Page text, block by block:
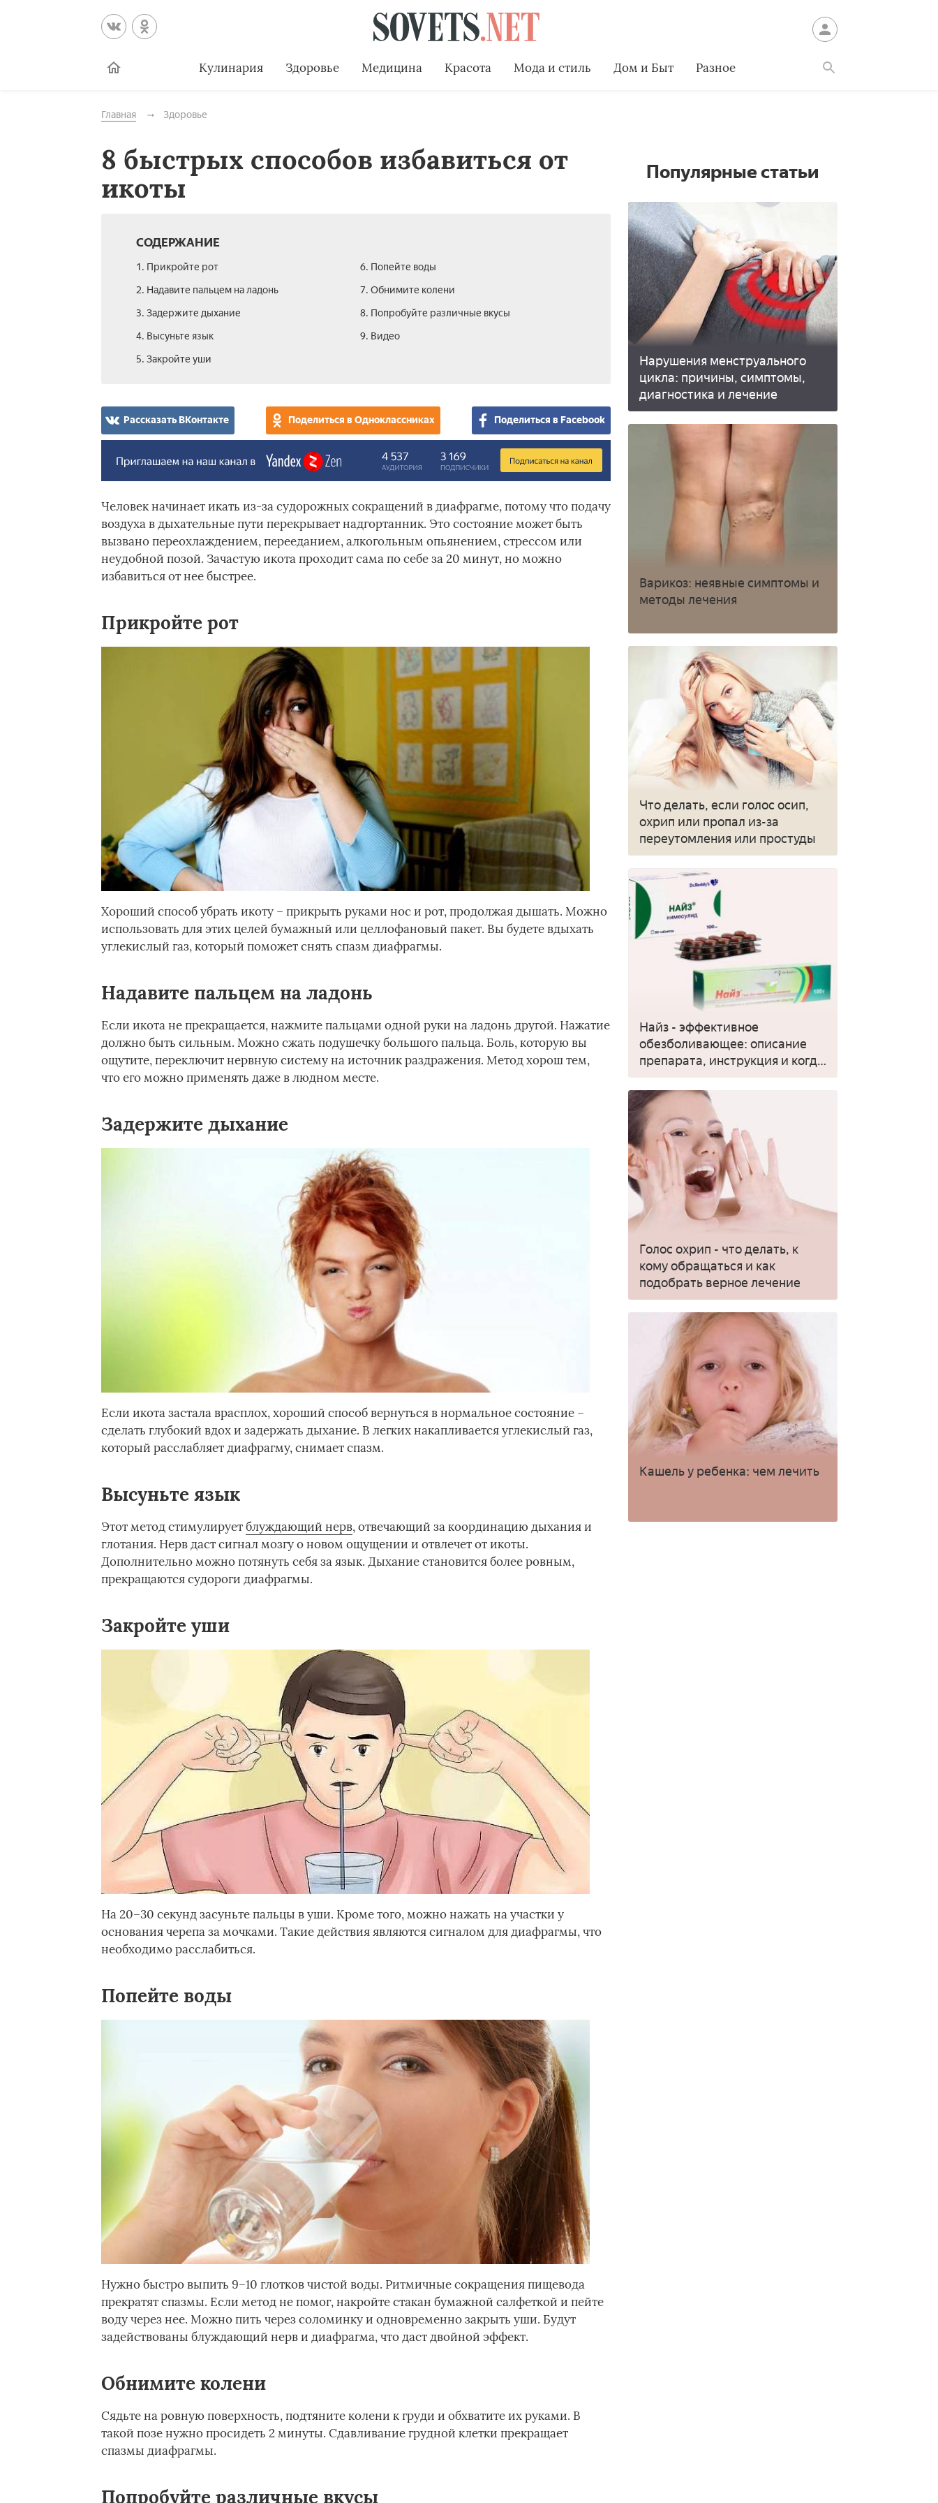
Кулинария Здоровье Медицина Красота Мода и стиль Дом и Быт Разное
Главная Здоровье
8 быстрых способов избавиться от
икоты
СОДЕРЖАНИЕ
1. Прикройте рот
2. Надавите пальцем на ладонь
3. Задержите дыхание
4. Высуньте язык
5. Закройте уши
6. Попейте воды
7. Обнимите колени
8. Попробуйте различные вкусы
9. Видео
Рассказать ВКонтакте Поделиться в Одноклассниках Поделиться в Facebook
Человек начинает икать из-за судорожных сокращений в диафрагме, потому что подачу
воздуха в дыхательные пути перекрывает надгортанник. Это состояние может быть
вызвано переохлаждением, перееданием, алкогольным опьянением, стрессом или
неудобной позой. Зачастую икота проходит сама по себе за 20 минут, но можно
избавиться от нее быстрее.
Прикройте рот
Хороший способ убрать икоту – прикрыть руками нос и рот, продолжая дышать. Можно
использовать для этих целей бумажный или целлофановый пакет. Вы будете вдыхать
углекислый газ, который поможет снять спазм диафрагмы.
Надавите пальцем на ладонь
Если икота не прекращается, нажмите пальцами одной руки на ладонь другой. Нажатие
должно быть сильным. Можно сжать подушечку большого пальца. Боль, которую вы
ощутите, переключит нервную систему на источник раздражения. Метод хорош тем,
что его можно применять даже в людном месте.
Задержите дыхание
Если икота застала врасплох, хороший способ вернуться в нормальное состояние –
сделать глубокий вдох и задержать дыхание. В легких накапливается углекислый газ,
который расслабляет диафрагму, снимает спазм.
Высуньте язык
Этот метод стимулируетблуждающий нерв, отвечающий за координацию дыхания и
глотания. Нерв даст сигнал мозгу о новом ощущении и отвлечет от икоты.
Дополнительно можно потянуть себя за язык. Дыхание становится более ровным,
прекращаются судороги диафрагмы.
Закройте уши
На 20–30 секунд засуньте пальцы в уши. Кроме того, можно нажать на участки у
основания черепа за мочками. Такие действия являются сигналом для диафрагмы, что
необходимо расслабиться.
Попейте воды
Нужно быстро выпить 9–10 глотков чистой воды. Ритмичные сокращения пищевода
прекратят спазмы. Если метод не помог, накройте стакан бумажной салфеткой и пейте
воду через нее. Можно пить через соломинку и одновременно закрыть уши. Будут
задействованы блуждающий нерв и диафрагма, что даст двойной эффект.
Обнимите колени
Сядьте на ровную поверхность, подтяните колени к груди и обхватите их руками. В
такой позе нужно просидеть 2 минуты. Сдавливание грудной клетки прекращает
спазмы диафрагмы.
Попробуйте различные вкусы
Популярные статьи
Нарушения менструального
цикла: причины, симптомы,
диагностика и лечение
Варикоз: неявные симптомы и
методы лечения
Что делать, если голос осип,
охрип или пропал из-за
переутомления или простуды
Найз - эффективное
обезболивающее: описание
препарата, инструкция и когда
применять
Голос охрип - что делать, к
кому обращаться и как
подобрать верное лечение
Кашель у ребенка: чем лечить